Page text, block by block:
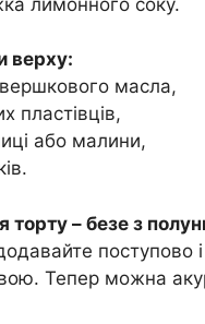
верху:
масла,
пластівців,
або малини,
торту – безе з
Тепер можна